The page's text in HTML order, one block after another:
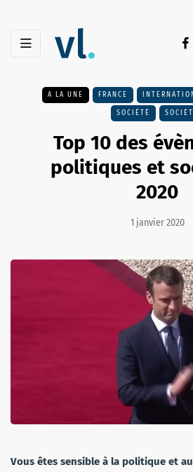
A LA UNE FRANCE
SOCIÉTÉ
Top 10 des
politiques et
2020
1 janvier 2020
Vous êtes sensible à la politique et